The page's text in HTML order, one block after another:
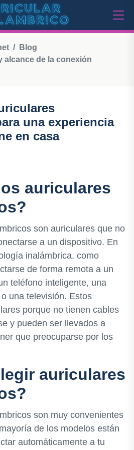
Blog
alcance de la conexión
una experiencia
en casa
auriculares
son auriculares que no
a un dispositivo. En
inalámbrica, como
de forma remota a un
teléfono inteligente, una
una televisión. Estos
porque no tienen cables
y pueden ser llevados a
que preocuparse por los
auriculares
son muy convenientes
de los modelos están
automáticamente a tu